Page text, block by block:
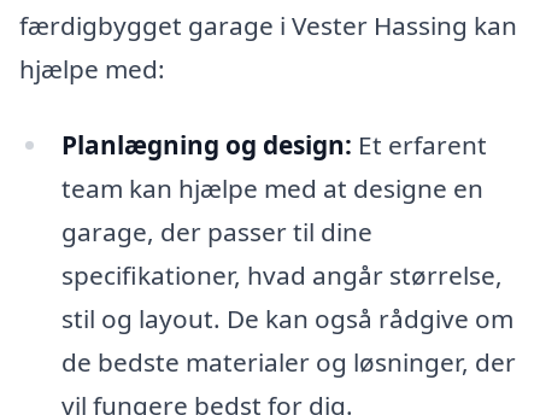
færdigbygget garage i Vester Hassing kan
hjælpe med:
Planlægning og design: Et erfarent
team kan hjælpe med at designe en
garage, der passer til dine
specifikationer, hvad angår størrelse,
stil og layout. De kan også rådgive om
de bedste materialer og løsninger, der
vil fungere bedst for dig.